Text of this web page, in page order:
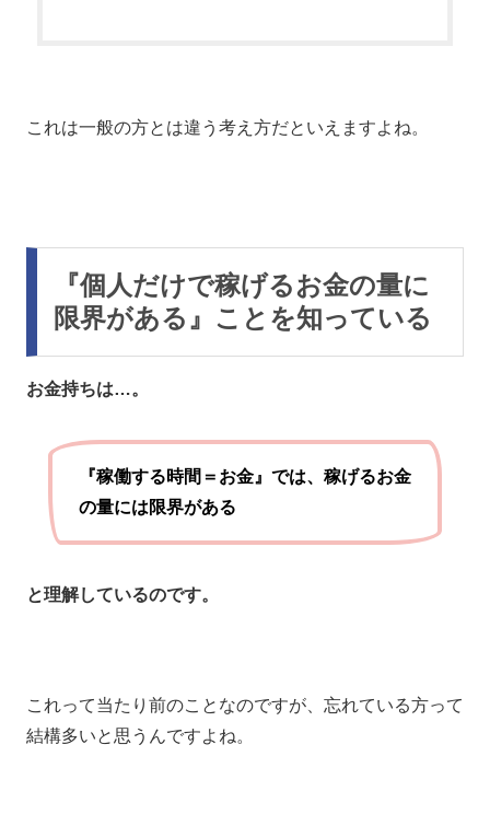
これは一般の方とは違う考え方だといえますよね。
『個人だけで稼げるお金の量に
限界がある』ことを知っている
お金持ちは…。
『稼働する時間＝お金』では、稼げるお金
の量には限界がある
と理解しているのです。
これって当たり前のことなのですが、忘れている方って
結構多いと思うんですよね。